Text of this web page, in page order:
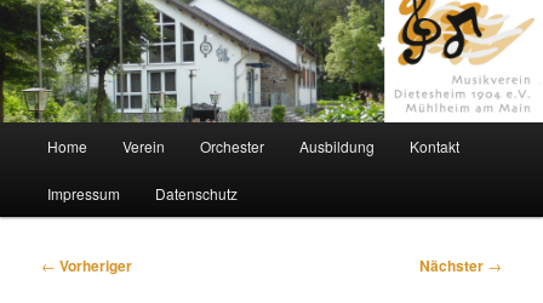
Home Verein Orchester Ausbildung Kontakt
Impressum Datenschutz
Beitragsnavigation
← Vorheriger Nächster →